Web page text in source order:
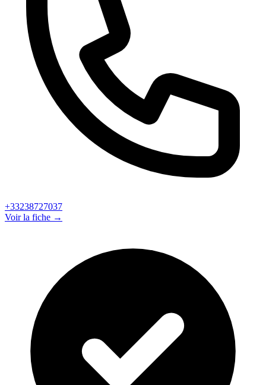
+33238727037
Voir la fiche →